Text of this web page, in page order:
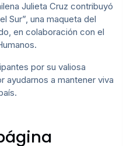
Julieta Cruz contribuyó
Sur”, una maqueta del
en colaboración con el
por su valiosa
ayudarnos a mantener viva